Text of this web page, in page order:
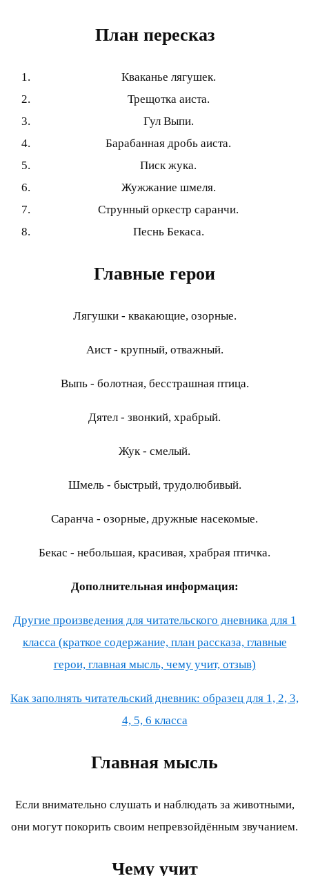
План пересказ
Кваканье лягушек.
Трещотка аиста.
Гул Выпи.
Барабанная дробь аиста.
Писк жука.
Жужжание шмеля.
Струнный оркестр саранчи.
Песнь Бекаса.
Главные герои
Лягушки - квакающие, озорные.
Аист - крупный, отважный.
Выпь - болотная, бесстрашная птица.
Дятел - звонкий, храбрый.
Жук - смелый.
Шмель - быстрый, трудолюбивый.
Саранча - озорные, дружные насекомые.
Бекас - небольшая, красивая, храбрая птичка.
Дополнительная информация:
Другие произведения для читательского дневника для 1
класса (краткое содержание, план рассказа, главные
герои, главная мысль, чему учит, отзыв)
Как заполнять читательский дневник: образец для 1, 2, 3,
4, 5, 6 класса
Главная мысль
Если внимательно слушать и наблюдать за животными,
они могут покорить своим непревзойдённым звучанием.
Чему учит